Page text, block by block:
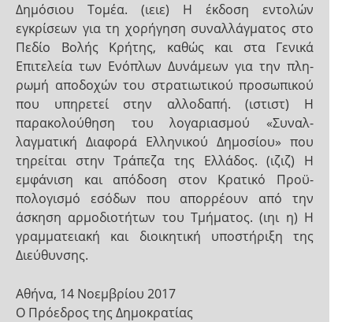
Δημόσιου Τομέα. (ιειε) Η έκδοση εντολών
εγκρίσεων για τη χορήγηση συναλλάγματος στο
Πεδίο Βολής Κρήτης, καθώς και στα Γενικά
Επιτελεία των Ενόπλων Δυνάμεων για την πλη-
ρωμή αποδοχών του στρατιωτικού προσωπικού
που υπηρετεί στην αλλοδαπή. (ιστιστ) Η
παρακολούθηση του λογαριασμού «Συναλ-
λαγματική Διαφορά Ελληνικού Δημοσίου» που
τηρείται στην Τράπεζα της Ελλάδος. (ιζιζ) Η
εμφάνιση και απόδοση στον Κρατικό Προϋ-
πολογισμό εσόδων που απορρέουν από την
άσκηση αρμοδιοτήτων του Τμήματος. (ιηι η) Η
γραμματειακή και διοικητική υποστήριξη της
Διεύθυνσης.
Αθήνα, 14 Νοεμβρίου 2017
Ο Πρόεδρος της Δημοκρατίας